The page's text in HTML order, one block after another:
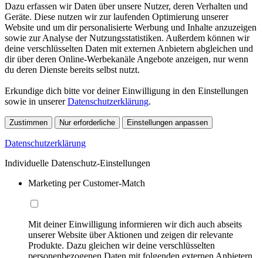
Dazu erfassen wir Daten über unsere Nutzer, deren Verhalten und
Geräte. Diese nutzen wir zur laufenden Optimierung unserer
Website und um dir personalisierte Werbung und Inhalte anzuzeigen
sowie zur Analyse der Nutzungsstatistiken. Außerdem können wir
deine verschlüsselten Daten mit externen Anbietern abgleichen und
dir über deren Online-Werbekanäle Angebote anzeigen, nur wenn
du deren Dienste bereits selbst nutzt.
Erkundige dich bitte vor deiner Einwilligung in den Einstellungen
sowie in unsererDatenschutzerklärung.
Zustimmen Nur erforderliche Einstellungen anpassen
Datenschutzerklärung
Individuelle Datenschutz-Einstellungen
Marketing per Customer-Match
Mit deiner Einwilligung informieren wir dich auch abseits
unserer Website über Aktionen und zeigen dir relevante
Produkte. Dazu gleichen wir deine verschlüsselten
personenbezogenen Daten mit folgenden externen Anbietern